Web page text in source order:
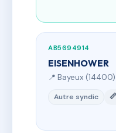
AB5694914
EISENHOWER
📍 Bayeux (14400)
Autre syndic